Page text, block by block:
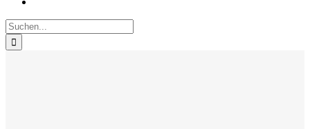
Suche
nach: